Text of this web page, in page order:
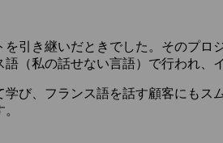
引き継いだときでした。そのプ
（私の話せない言語）で行われ
び、フランス語を話す顧客にも